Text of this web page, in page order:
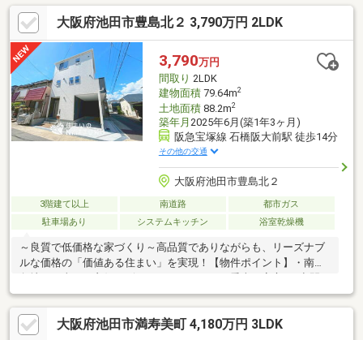
大阪府池田市豊島北２ 3,790万円 2LDK
3,790万円
間取り 2LDK
建物面積79.64m2
土地面積88.2m2
築年月 2025年6月(築1年3ヶ月)
阪急宝塚線 石橋阪大前駅 徒歩14分
その他の交通
大阪府池田市豊島北２
3階建て以上 南道路
都市ガス
駐車場あり
システムキッチン 浴室乾燥機
～良質で低価格な家づくり～高品質でありながらも、リーズナブ
ルな価格の「価値ある住まい」を実現！【物件ポイント】・南東
最大限に活かした間取り設計！各居室収納付き♪・リビングを見渡
せる対面キッチンで家事快適♪【周辺環境】・スーパー 徒歩３分
♪・コンビニ 徒歩５分♪・小学校 徒歩５分♪
大阪府池田市満寿美町 4,180万円 3LDK